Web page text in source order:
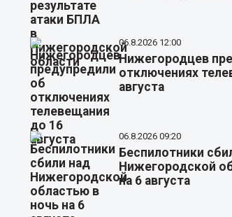
06.8.2026 12:00
Нижегородцев
отключениях
августа
06.8.2026 09:20
Беспилотники
Нижегородской
на 6 августа